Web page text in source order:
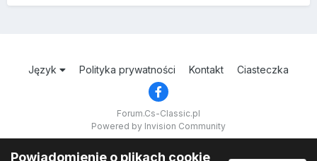
Język Polityka prywatności Kontakt Ciasteczka
Forum.Cs-Classic.pl
Powered by Invision Community
Powiadomienie o plikach cookie